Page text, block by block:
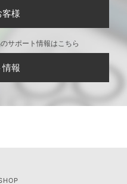
様
サポート情報はこちら
報